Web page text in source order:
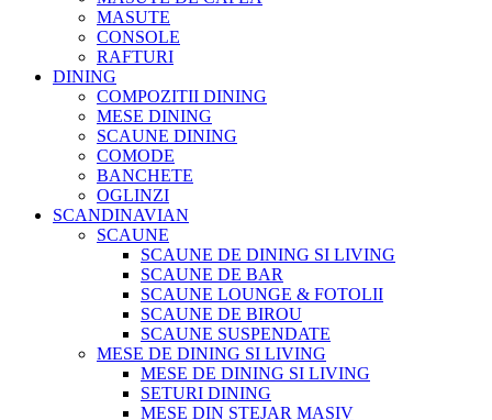
MASUTE
CONSOLE
RAFTURI
DINING
COMPOZITII DINING
MESE DINING
SCAUNE DINING
COMODE
BANCHETE
OGLINZI
SCANDINAVIAN
SCAUNE
SCAUNE DE DINING SI LIVING
SCAUNE DE BAR
SCAUNE LOUNGE & FOTOLII
SCAUNE DE BIROU
SCAUNE SUSPENDATE
MESE DE DINING SI LIVING
MESE DE DINING SI LIVING
SETURI DINING
MESE DIN STEJAR MASIV